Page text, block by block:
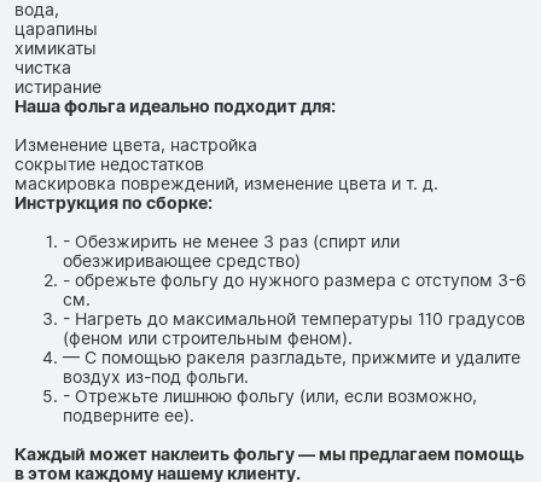
вода,
царапины
химикаты
чистка
истирание
Наша фольга идеально подходит для:
Изменение цвета, настройка
сокрытие недостатков
маскировка повреждений, изменение цвета и т. д.
Инструкция по сборке:
- Обезжирить не менее 3 раз (спирт или
обезжиривающее средство)
- обрежьте фольгу до нужного размера с отступом 3-6
см.
- Нагреть до максимальной температуры 110 градусов
(феном или строительным феном).
— С помощью ракеля разгладьте, прижмите и удалите
воздух из-под фольги.
- Отрежьте лишнюю фольгу (или, если возможно,
подверните ее).
Каждый может наклеить фольгу — мы предлагаем помощь
в этом каждому нашему клиенту.